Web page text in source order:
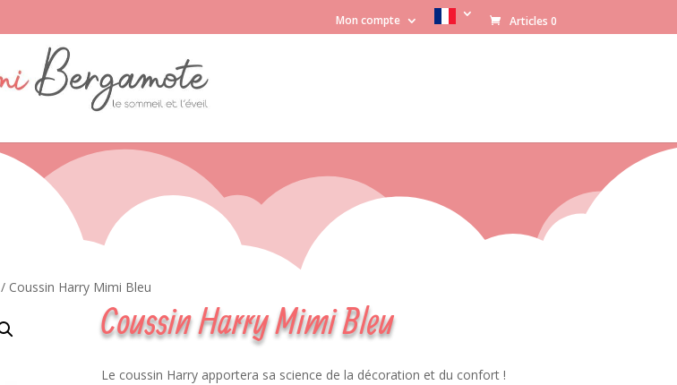
Mon compte Articles 0
/ Coussin Harry Mimi Bleu
Coussin Harry Mimi Bleu
Le coussin Harry apportera sa science de la décoration et du confort !